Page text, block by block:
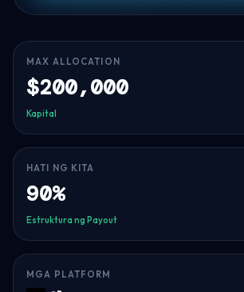
MAX ALLOCATION
$200,000
Kapital
HATI NG KITA
90%
Estruktura ng Payout
MGA PLATFORM